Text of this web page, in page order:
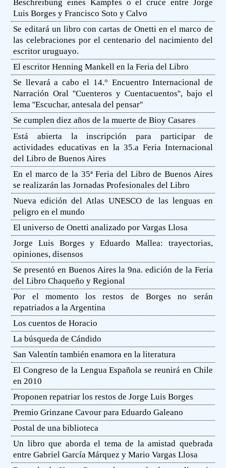
Beschreibung eines Kampfes o el cruce entre Jorge
Luis Borges y Francisco Soto y Calvo
Se editará un libro con cartas de Onetti en el marco de
las celebraciones por el centenario del nacimiento del
escritor uruguayo.
El escritor Henning Mankell en la Feria del Libro
Se llevará a cabo el 14.° Encuentro Internacional de
Narración Oral ''Cuenteros y Cuentacuentos'', bajo el
lema ''Escuchar, antesala del pensar''
Se cumplen diez años de la muerte de Bioy Casares
Está abierta la inscripción para participar de
actividades educativas en la 35.a Feria Internacional
del Libro de Buenos Aires
En el marco de la 35ª Feria del Libro de Buenos Aires
se realizarán las Jornadas Profesionales del Libro
Nueva edición del Atlas UNESCO de las lenguas en
peligro en el mundo
El universo de Onetti analizado por Vargas Llosa
Jorge Luis Borges y Eduardo Mallea: trayectorias,
opiniones, disensos
Se presentó en Buenos Aires la 9na. edición de la Feria
del Libro Chaqueño y Regional
Por el momento los restos de Borges no serán
repatriados a la Argentina
Los cuentos de Horacio
La búsqueda de Cándido
San Valentín también enamora en la literatura
El Congreso de la Lengua Española se reunirá en Chile
en 2010
Proponen repatriar los restos de Jorge Luis Borges
Premio Grinzane Cavour para Eduardo Galeano
Postal de una biblioteca
Un libro que aborda el tema de la amistad quebrada
entre Gabriel García Márquez y Mario Vargas Llosa